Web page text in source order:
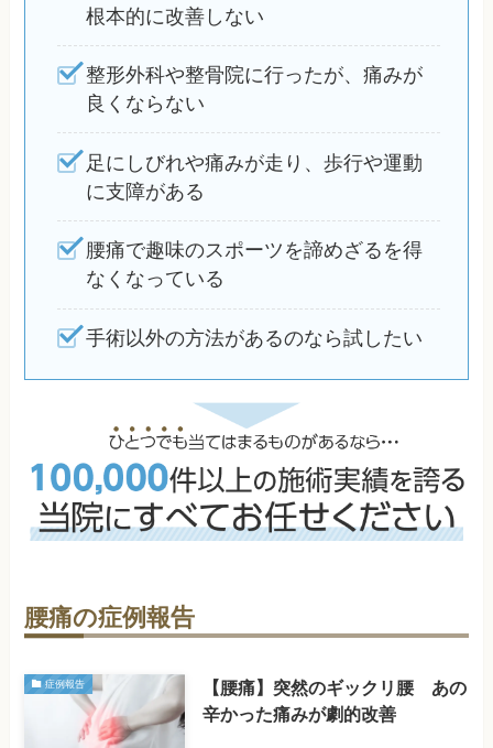
根本的に改善しない
整形外科や整骨院に行ったが、痛みが
良くならない
足にしびれや痛みが走り、歩行や運動
に支障がある
腰痛で趣味のスポーツを諦めざるを得
なくなっている
手術以外の方法があるのなら試したい
腰痛の症例報告
症例報告
【腰痛】突然のギックリ腰 あの
辛かった痛みが劇的改善